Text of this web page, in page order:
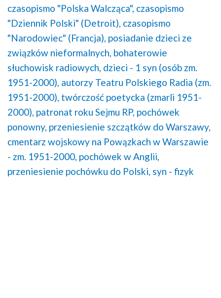
czasopismo "Polska Walcząca", czasopismo
"Dziennik Polski" (Detroit), czasopismo
"Narodowiec" (Francja), posiadanie dzieci ze
związków nieformalnych, bohaterowie
słuchowisk radiowych, dzieci - 1 syn (osób zm.
1951-2000), autorzy Teatru Polskiego Radia (zm.
1951-2000), twórczość poetycka (zmarli 1951-
2000), patronat roku Sejmu RP, pochówek
ponowny, przeniesienie szczątków do Warszawy,
cmentarz wojskowy na Powązkach w Warszawie
- zm. 1951-2000, pochówek w Anglii,
przeniesienie pochówku do Polski, syn - fizyk